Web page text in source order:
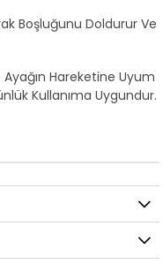
Boşluğunu Doldurur Ve
Hareketine Uyum
Kullanıma Uygundur.